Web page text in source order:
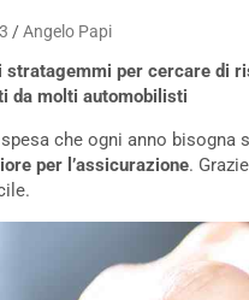
Angelo Papi
stratagemmi per cercare di
da molti automobilisti
che ogni anno
per l’assicurazione.